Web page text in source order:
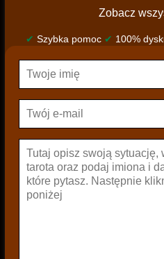
Zobacz
✔ Szybka pomoc ✔ 100%